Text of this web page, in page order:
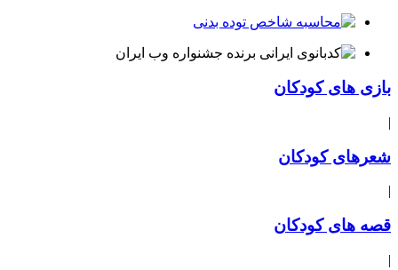
بازی های کودکان
|
شعرهای کودکان
|
قصه های کودکان
|